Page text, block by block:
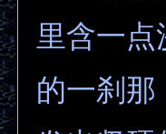
里含一
的一刹